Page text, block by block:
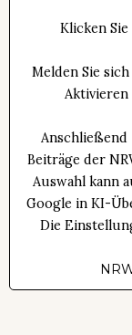
Klicken
Melden Sie
Aktivieren
Anschließend
Beiträge der
Auswahl kann
Google in KI-
Die